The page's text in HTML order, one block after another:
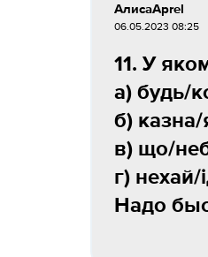
АлисаAprel
06.05.2023 08:25
11. У
а) будь/
б)
в) що/
г) нехай/
Надо